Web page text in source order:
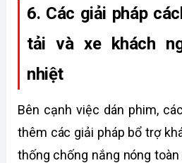
6. Các giải pháp
tải và xe khách
nhiệt
Bên cạnh việc dán phim,
thêm các giải pháp bổ trợ
thống chống nắng nóng